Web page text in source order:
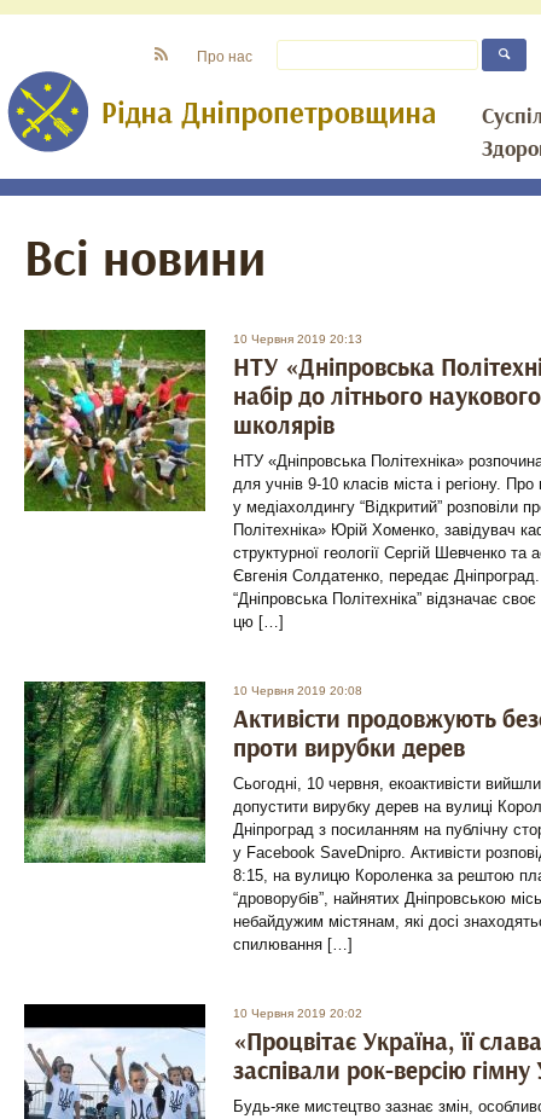
Про нас
Всі новини
10 Червня 2019 20:13
НТУ «Дніпровська
набір до літнього
школярів
НТУ «Дніпровська Політехніка»
для учнів 9-10 класів міста і регіону.
у медіахолдингу “Відкритий” розповіли
Політехніка» Юрій Хоменко, завідувач
структурної геології Сергій Шевченко та
Євгенія Солдатенко, передає
“Дніпровська Політехніка” відзначає
цю […]
10 Червня 2019 20:08
Активісти продовжують
проти вирубки дерев
Сьогодні, 10 червня, екоактивісти
допустити вирубку дерев на вулиці
Дніпроград з посиланням на публічну
у Facebook SaveDnipro. Активісти
8:15, на вулицю Короленка за рештою
“дроворубів”, найнятих Дніпровською
небайдужим містянам, які досі
спилювання […]
10 Червня 2019 20:02
«Процвітає Україна, її
заспівали рок-версію гімну
Будь-яке мистецтво зазнає змін,